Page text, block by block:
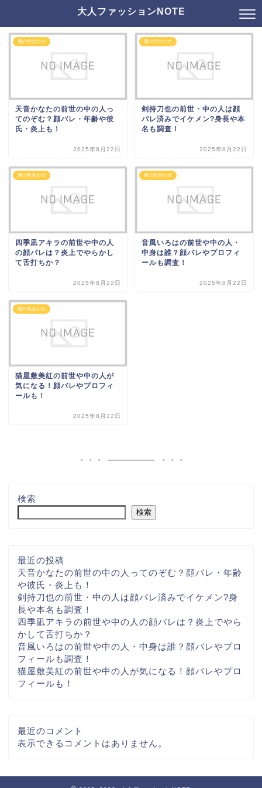
大人ファッションNOTE
服の色合わせ
天音かなたの前世の中の人っ
てのぞむ？顔バレ・年齢や彼
氏・炎上も！
2025年8月22日
服の色合わせ
剣持刀也の前世・中の人は顔
バレ済みでイケメン?身長や本
名も調査！
2025年8月22日
服の色合わせ
四季凪アキラの前世や中の人
の顔バレは？炎上でやらかし
て舌打ちか？
2025年8月22日
服の色合わせ
音風いろはの前世や中の人・
中身は誰？顔バレやプロフィ
ールも調査！
2025年8月22日
服の色合わせ
猫屋敷美紅の前世や中の人が
気になる！顔バレやプロフィ
ールも！
2025年8月22日
検索
検索
最近の投稿
天音かなたの前世の中の人ってのぞむ？顔バレ・年齢
や彼氏・炎上も！
剣持刀也の前世・中の人は顔バレ済みでイケメン?身
長や本名も調査！
四季凪アキラの前世や中の人の顔バレは？炎上でやら
かして舌打ちか？
音風いろはの前世や中の人・中身は誰？顔バレやプロ
フィールも調査！
猫屋敷美紅の前世や中の人が気になる！顔バレやプロ
フィールも！
最近のコメント
表示できるコメントはありません。